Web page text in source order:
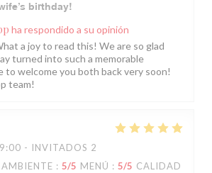
birthday!
ha respondido a su opinión
a joy to read this! We are so glad
turned into such a memorable
to welcome you both back very soon!
team!
- INVITADOS 2
AMBIENTE : 5/5 MENÚ : 5/5 CALIDAD